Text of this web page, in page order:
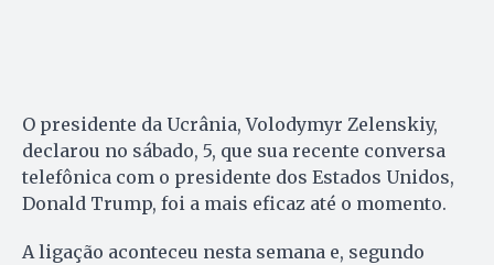
O presidente da Ucrânia, Volodymyr Zelenskiy,
declarou no sábado, 5, que sua recente conversa
telefônica com o presidente dos Estados Unidos,
Donald Trump, foi a mais eficaz até o momento.
A ligação aconteceu nesta semana e, segundo